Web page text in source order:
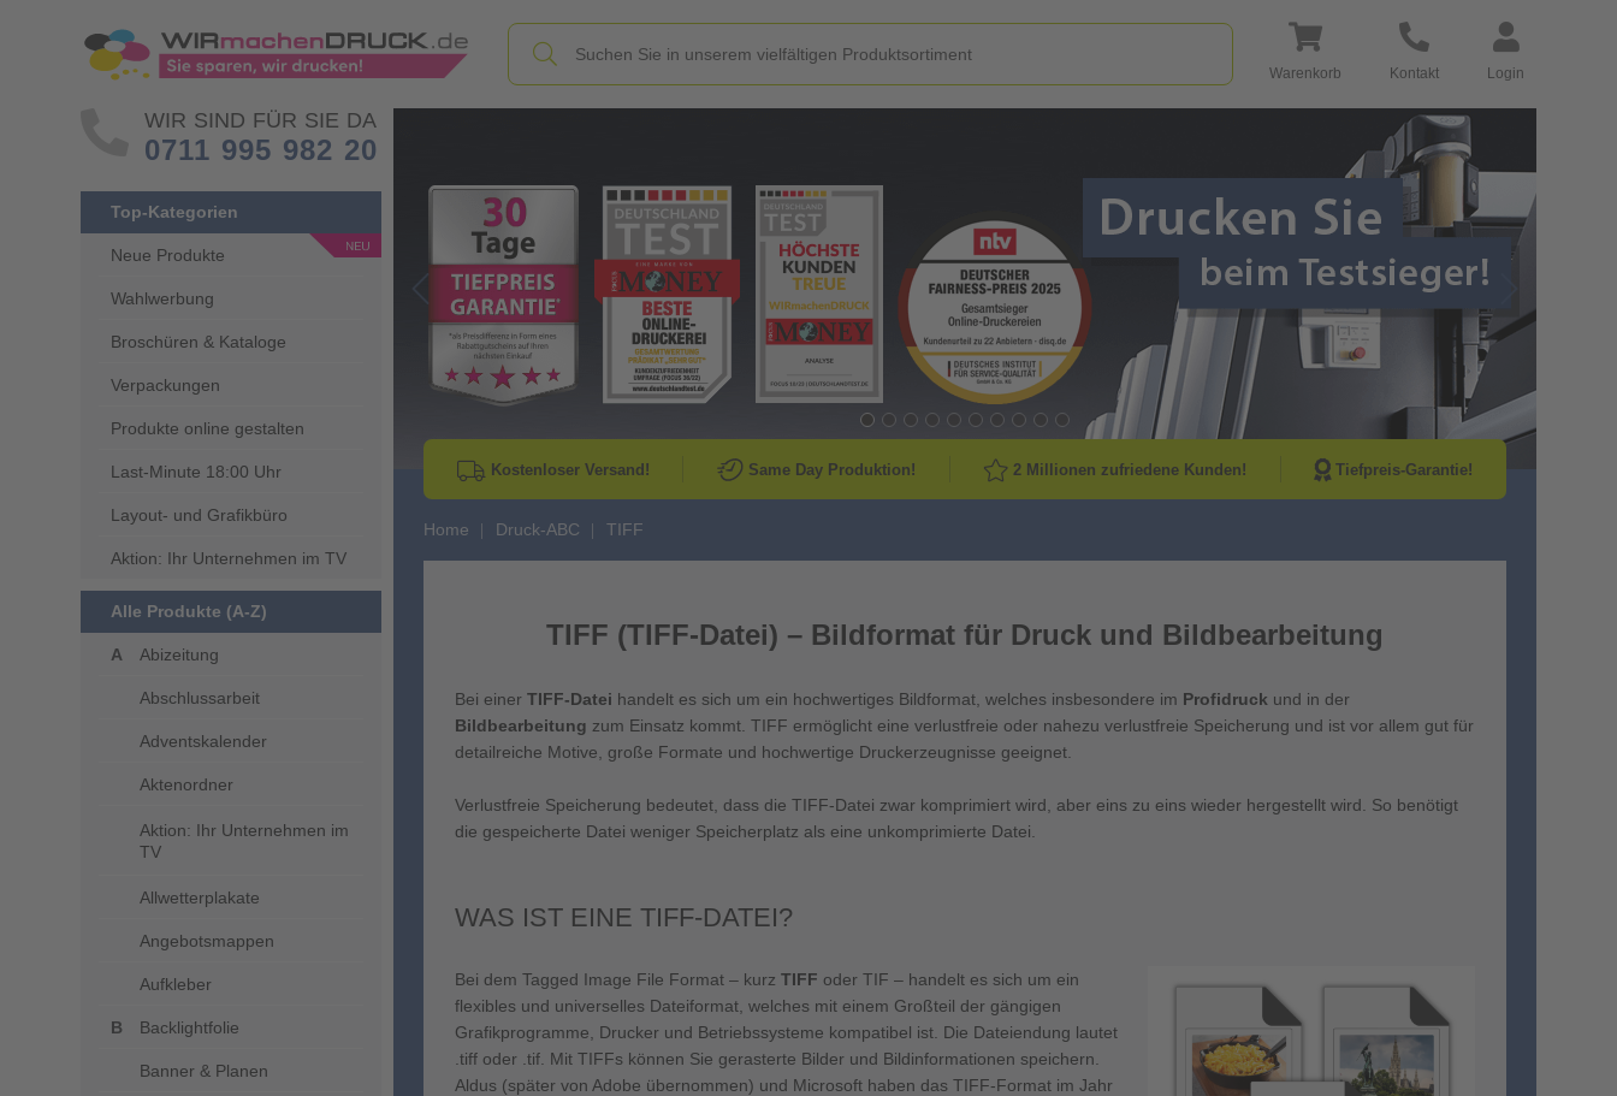
Warenkorb Kontakt Login
WIR SIND FÜR SIE DA
0711 995 982 20
Top-Kategorien
Neue Produkte
Wahlwerbung
Broschüren & Kataloge
Verpackungen
Produkte online gestalten
Last-Minute 18:00 Uhr
Layout- und Grafikbüro
Aktion: Ihr Unternehmen im TV
Alle Produkte (A-Z)
Abizeitung
Abschlussarbeit
Adventskalender
Aktenordner
Aktion: Ihr Unternehmen im
TV
Allwetterplakate
Angebotsmappen
Aufkleber
Backlightfolie
Banner & Planen
Go to Previous Slide
Kostenloser Versand! Same Day Produktion! 2 Millionen zufriedene Kunden! Tiefpreis-Garantie!
Home Druck-ABC TIFF
TIFF (TIFF-Datei) – Bildformat für Druck und Bildbearbeitung
Bei einer TIFF-Datei handelt es sich um ein hochwertiges Bildformat, welches insbesondere im Profidruck und in der
Bildbearbeitung zum Einsatz kommt. TIFF ermöglicht eine verlustfreie oder nahezu verlustfreie Speicherung und ist vor allem gut für
detailreiche Motive, große Formate und hochwertige Druckerzeugnisse geeignet.
Verlustfreie Speicherung bedeutet, dass die TIFF-Datei zwar komprimiert wird, aber eins zu eins wieder hergestellt wird. So benötigt
die gespeicherte Datei weniger Speicherplatz als eine unkomprimierte Datei.
WAS IST EINE TIFF-DATEI?
Bei dem Tagged Image File Format – kurz TIFF oder TIF – handelt es sich um ein
flexibles und universelles Dateiformat, welches mit einem Großteil der gängigen
Grafikprogramme, Drucker und Betriebssysteme kompatibel ist. Die Dateiendung lautet
.tiff oder .tif. Mit TIFFs können Sie gerasterte Bilder und Bildinformationen speichern.
Aldus (später von Adobe übernommen) und Microsoft haben das TIFF-Format im Jahr